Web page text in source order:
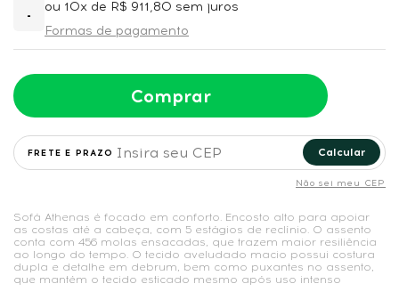
-
ou 10x de R$ 911,80 sem juros
Formas de pagamento
Comprar
Calcular
Não sei meu CEP
Sofá Athenas é focado em conforto. Encosto alto para apoiar
as costas até a cabeça, com 5 estágios de reclínio. O assento
conta com 456 molas ensacadas, que trazem maior resiliência
ao longo do tempo. O tecido aveludado macio possui costura
dupla e detalhe em debrum, bem como puxantes no assento,
que mantém o tecido esticado mesmo após uso intenso